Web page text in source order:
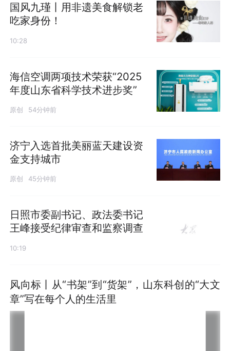
国风九瑾丨用非遗美食解锁老
吃家身份！
10:28
海信空调两项技术荣获“2025
年度山东省科学技术进步奖”
原创 54分钟前
济宁入选首批美丽蓝天建设资
金支持城市
原创 45分钟前
日照市委副书记、政法委书记
王峰接受纪律审查和监察调查
10:19
风向标丨从“书架”到“货架”，山东科创的“大文
章”写在每个人的生活里